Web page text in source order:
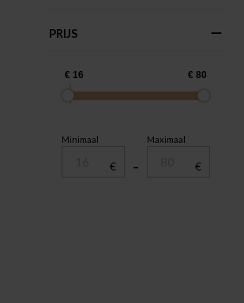
PRIJS
Minimaal
€ –
Maximaal
€